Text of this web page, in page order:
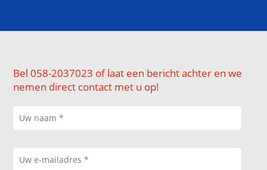
Bel 058-2037023 of laat een bericht achter en we
nemen direct contact met u op!